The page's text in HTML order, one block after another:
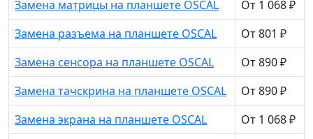
Замена матрицы на планшете OSCAL
От 1 068 ₽
Замена разъема на планшете OSCAL
От 801 ₽
Замена сенсора на планшете OSCAL
От 890 ₽
Замена тачскрина на планшете OSCAL
От 890 ₽
Замена экрана на планшете OSCAL
От 1 068 ₽